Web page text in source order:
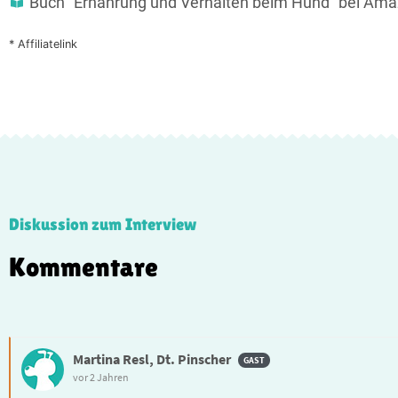
* Affiliatelink
Diskussion zum Interview
Kommentare
Martina Resl, Dt. Pinscher
vor 2 Jahren